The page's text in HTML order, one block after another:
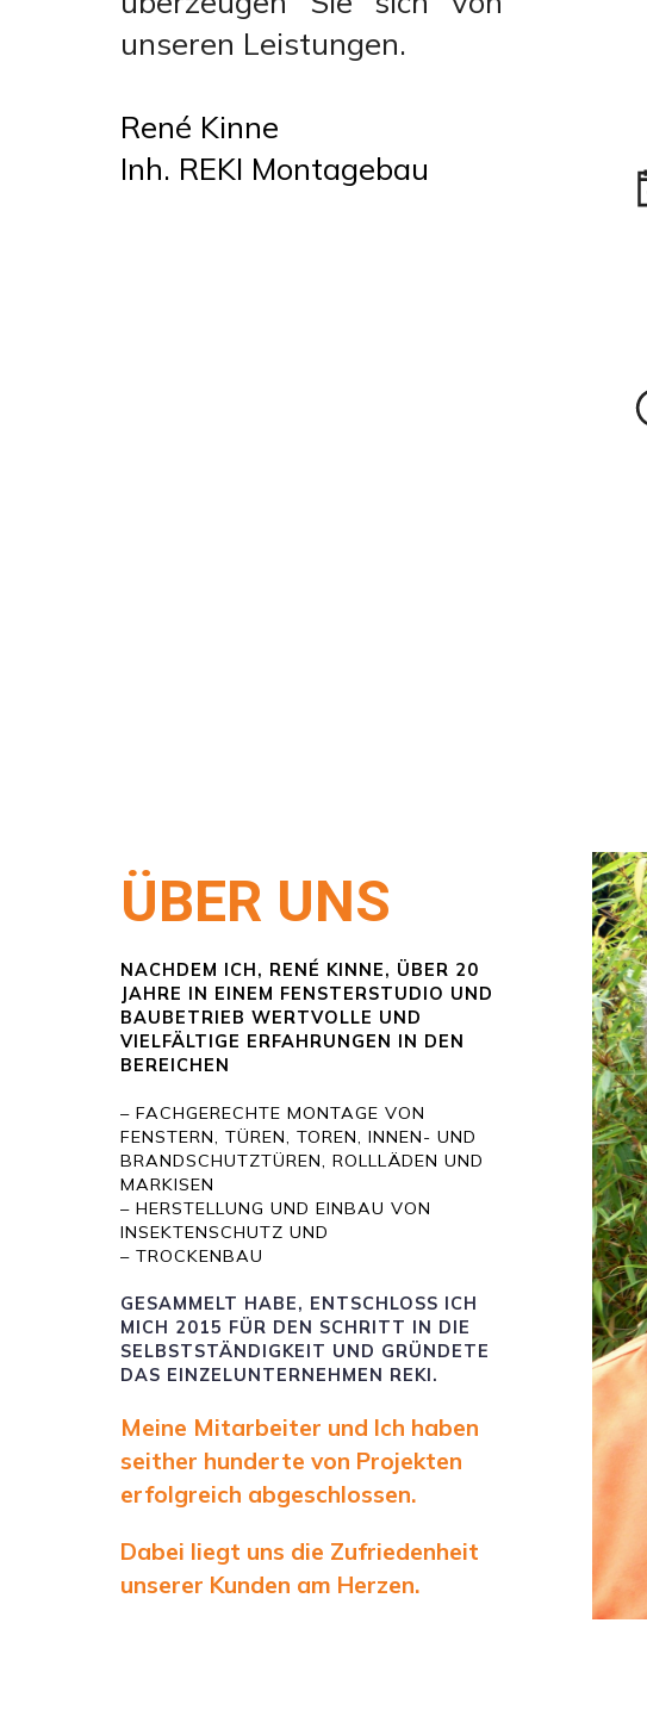
unseren Leistungen.
René Kinne
Inh. REKI Montagebau
ÜBER UNS
NACHDEM ICH, RENÉ KINNE, ÜBER 20
JAHRE IN EINEM FENSTERSTUDIO UND
BAUBETRIEB WERTVOLLE UND
VIELFÄLTIGE ERFAHRUNGEN IN DEN
BEREICHEN
– FACHGERECHTE MONTAGE VON
FENSTERN, TÜREN, TOREN, INNEN- UND
BRANDSCHUTZTÜREN, ROLLLÄDEN UND
MARKISEN
– HERSTELLUNG UND EINBAU VON
INSEKTENSCHUTZ UND
– TROCKENBAU
GESAMMELT HABE, ENTSCHLOSS ICH
MICH 2015 FÜR DEN SCHRITT IN DIE
SELBSTSTÄNDIGKEIT UND GRÜNDETE
DAS EINZELUNTERNEHMEN REKI.
Meine Mitarbeiter und Ich haben
seither hunderte von Projekten
erfolgreich abgeschlossen.
Dabei liegt uns die Zufriedenheit
unserer Kunden am Herzen.